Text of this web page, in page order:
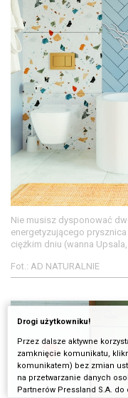
Nie musisz dysponować
energetyzującego
ciężkim dniu (wanna
Fot.: AD NATURALNIE
Drogi użytkowniku!
Przez dalsze aktywne
zamknięcie komunikatu,
komunikatem) bez zmian
na przetwarzanie danych
Partnerów Pressland S.A.